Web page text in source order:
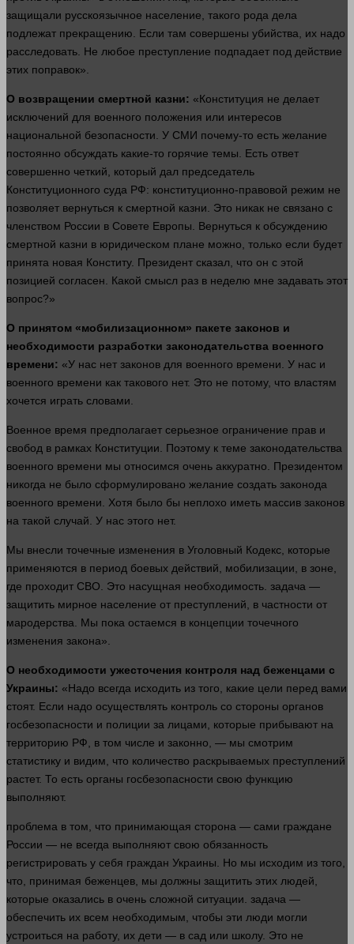
защищали русскоязычное население, такого рода дела
подлежат прекращению. Если там совершены убийства , их надо
расследовать. Не любое преступление подпадает под действие
этих поправок».
О возвращении смертной казни: «Конституция не делает
исключений для военного положения или интересов
национальной безопасности. У СМИ почему-то есть желание
постоянно обсуждать какие-то горячие темы. Есть ответ
совершенно четкий, который дал председатель
Конституционного суда РФ: конституционно-правовой режим не
позволяет вернуться к смертной казни. Это никак не связано с
членством России в Совете Европы. Вернуться к обсуждению
смертной казни в юридическом плане можно, только если будет
принята новая Конститу. Президент сказал , что он с этой
позицией согласен. Какой смысл раз в неделю мне задавать этот
вопрос?»
О принятом «мобилизационном» пакете законов и
необходимости разработки законодательства военного
времени: «У нас нет законов для военного времени . У нас и
военного времени как такового нет. Это не потому, что властям
хочется играть словами.
Военное время предполагает серьезное ограничение прав и
свобод в рамках Конституции. Поэтому к теме законодательства
военного времени мы относимся очень аккуратно. Президентом
никогда не было сформулировано желание создать законода
военного времени . Хотя было бы неплохо иметь массив законов
на такой случай. У нас этого нет.
Мы внесли точечные изменения в Уголовный Кодекс , которые
применяются в период боевых действий, мобилизации, в зоне,
где проходит СВО. Это насущная необходимость. задача —
защитить мирное население от преступлений , в частности от
мародерства. Мы пока остаемся в концепции точечного
изменения закона».
О необходимости ужесточения контроля над беженцами с
Украины: «Надо всегда исходить из того, какие цели перед вами
стоят. Если надо осуществлять контроль со стороны органов
госбезопасности и полиции за лицами, которые прибывают на
территорию РФ, в том числе и законно, — мы смотрим
статистику и видим, что количество раскрываемых преступлений
растет. То есть органы госбезопасности свою функцию
выполняют.
проблема в том, что принимающая сторона — сами граждане
России — не всегда выполняют свою обязанность
регистрировать у себя граждан Украины. Но мы исходим из того,
что, принимая беженцев, мы должны защитить этих людей
которые оказались в очень сложной ситуации. задача —
обеспечить их всем необходимым, чтобы эти люди могли
устроиться на работу, их дети — в сад или школу. Это не